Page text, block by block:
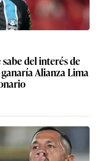
del interés de
Alianza Lima